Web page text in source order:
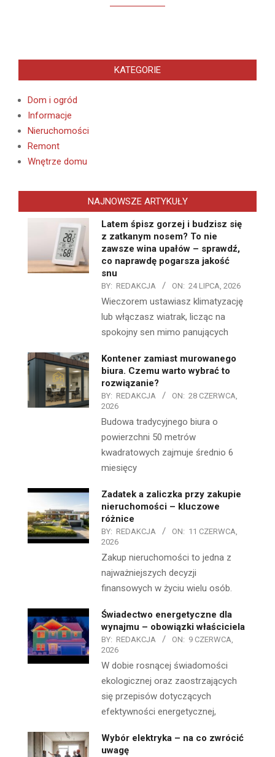
KATEGORIE
Dom i ogród
Informacje
Nieruchomości
Remont
Wnętrze domu
NAJNOWSZE ARTYKUŁY
Latem śpisz gorzej i budzisz się
z zatkanym nosem? To nie
zawsze wina upałów – sprawdź,
co naprawdę pogarsza jakość
snu
BY: REDAKCJA ON: 24 LIPCA, 2026
Wieczorem ustawiasz klimatyzację
lub włączasz wiatrak, licząc na
spokojny sen mimo panujących
Kontener zamiast murowanego
biura. Czemu warto wybrać to
rozwiązanie?
BY: REDAKCJA ON: 28 CZERWCA,
2026
Budowa tradycyjnego biura o
powierzchni 50 metrów
kwadratowych zajmuje średnio 6
miesięcy
Zadatek a zaliczka przy zakupie
nieruchomości – kluczowe
różnice
BY: REDAKCJA ON: 11 CZERWCA,
2026
Zakup nieruchomości to jedna z
najważniejszych decyzji
finansowych w życiu wielu osób.
Świadectwo energetyczne dla
wynajmu – obowiązki właściciela
BY: REDAKCJA ON: 9 CZERWCA,
2026
W dobie rosnącej świadomości
ekologicznej oraz zaostrzających
się przepisów dotyczących
efektywności energetycznej,
Wybór elektryka – na co zwrócić
uwagę